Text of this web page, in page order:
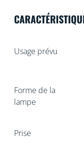
Usage prévu
Forme de la
lampe
Prise